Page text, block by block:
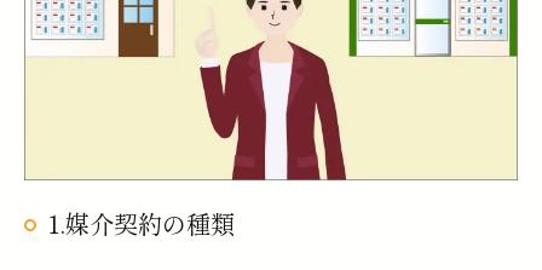
1.媒介契約の種類